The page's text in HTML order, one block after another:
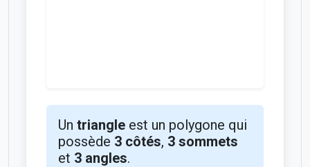
Un triangleest un polygone qui
possède 3 côtés, 3 sommets
et 3 angles.